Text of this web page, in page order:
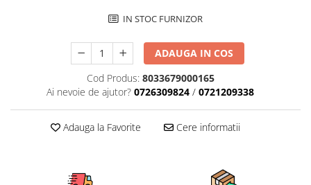
Mobilier gradina
Depozitare gradina
Gratare si accesorii
Freze de zapada
IN STOC FURNIZOR
ADAUGA IN COS
Cod Produs: 8033679000165
Ai nevoie de ajutor? 0726309824 / 0721209338
Adauga la Favorite Cere informatii